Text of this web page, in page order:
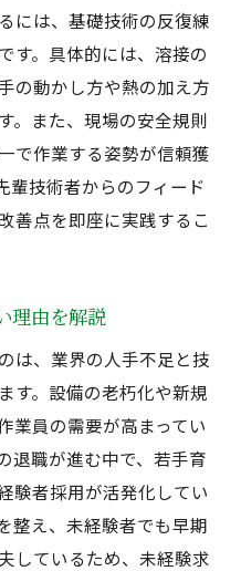
入を伸ばす戦略
で年収を上げる理由
人の収入の魅力
敗しないコツを解説
経験が注意すべき点
職成功するポイント
視したい条件とは
ない選び方のコツ
の求人応募の流れ
求人の選び方ガイド
配管溶接求人の選び
管溶接求人の特徴
ップを目指す選択肢
には、基礎技術の反復練
す。具体的には、溶接の
の動かし方や熱の加え方
。また、現場の安全規則
で作業する姿勢が信頼獲
輩技術者からのフィード
善点を即座に実践するこ
理由を解説
は、業界の人手不足と技
す。設備の老朽化や新規
業員の需要が高まってい
退職が進む中で、若手育
験者採用が活発化してい
整え、未経験者でも早期
しているため、未経験求